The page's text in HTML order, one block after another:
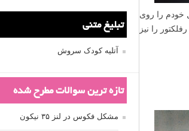
شوند.
بود.
هایی چون
تبلیغ متنی
آتلیه کودک سروش
تازه ترین سوالات مطرح شده
مشکل فکوس در لنز ۳۵ نیکون